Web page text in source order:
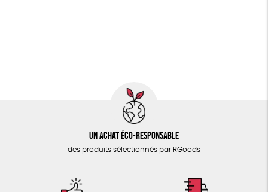
Un achat éco-responsable
des produits sélectionnés par RGoods